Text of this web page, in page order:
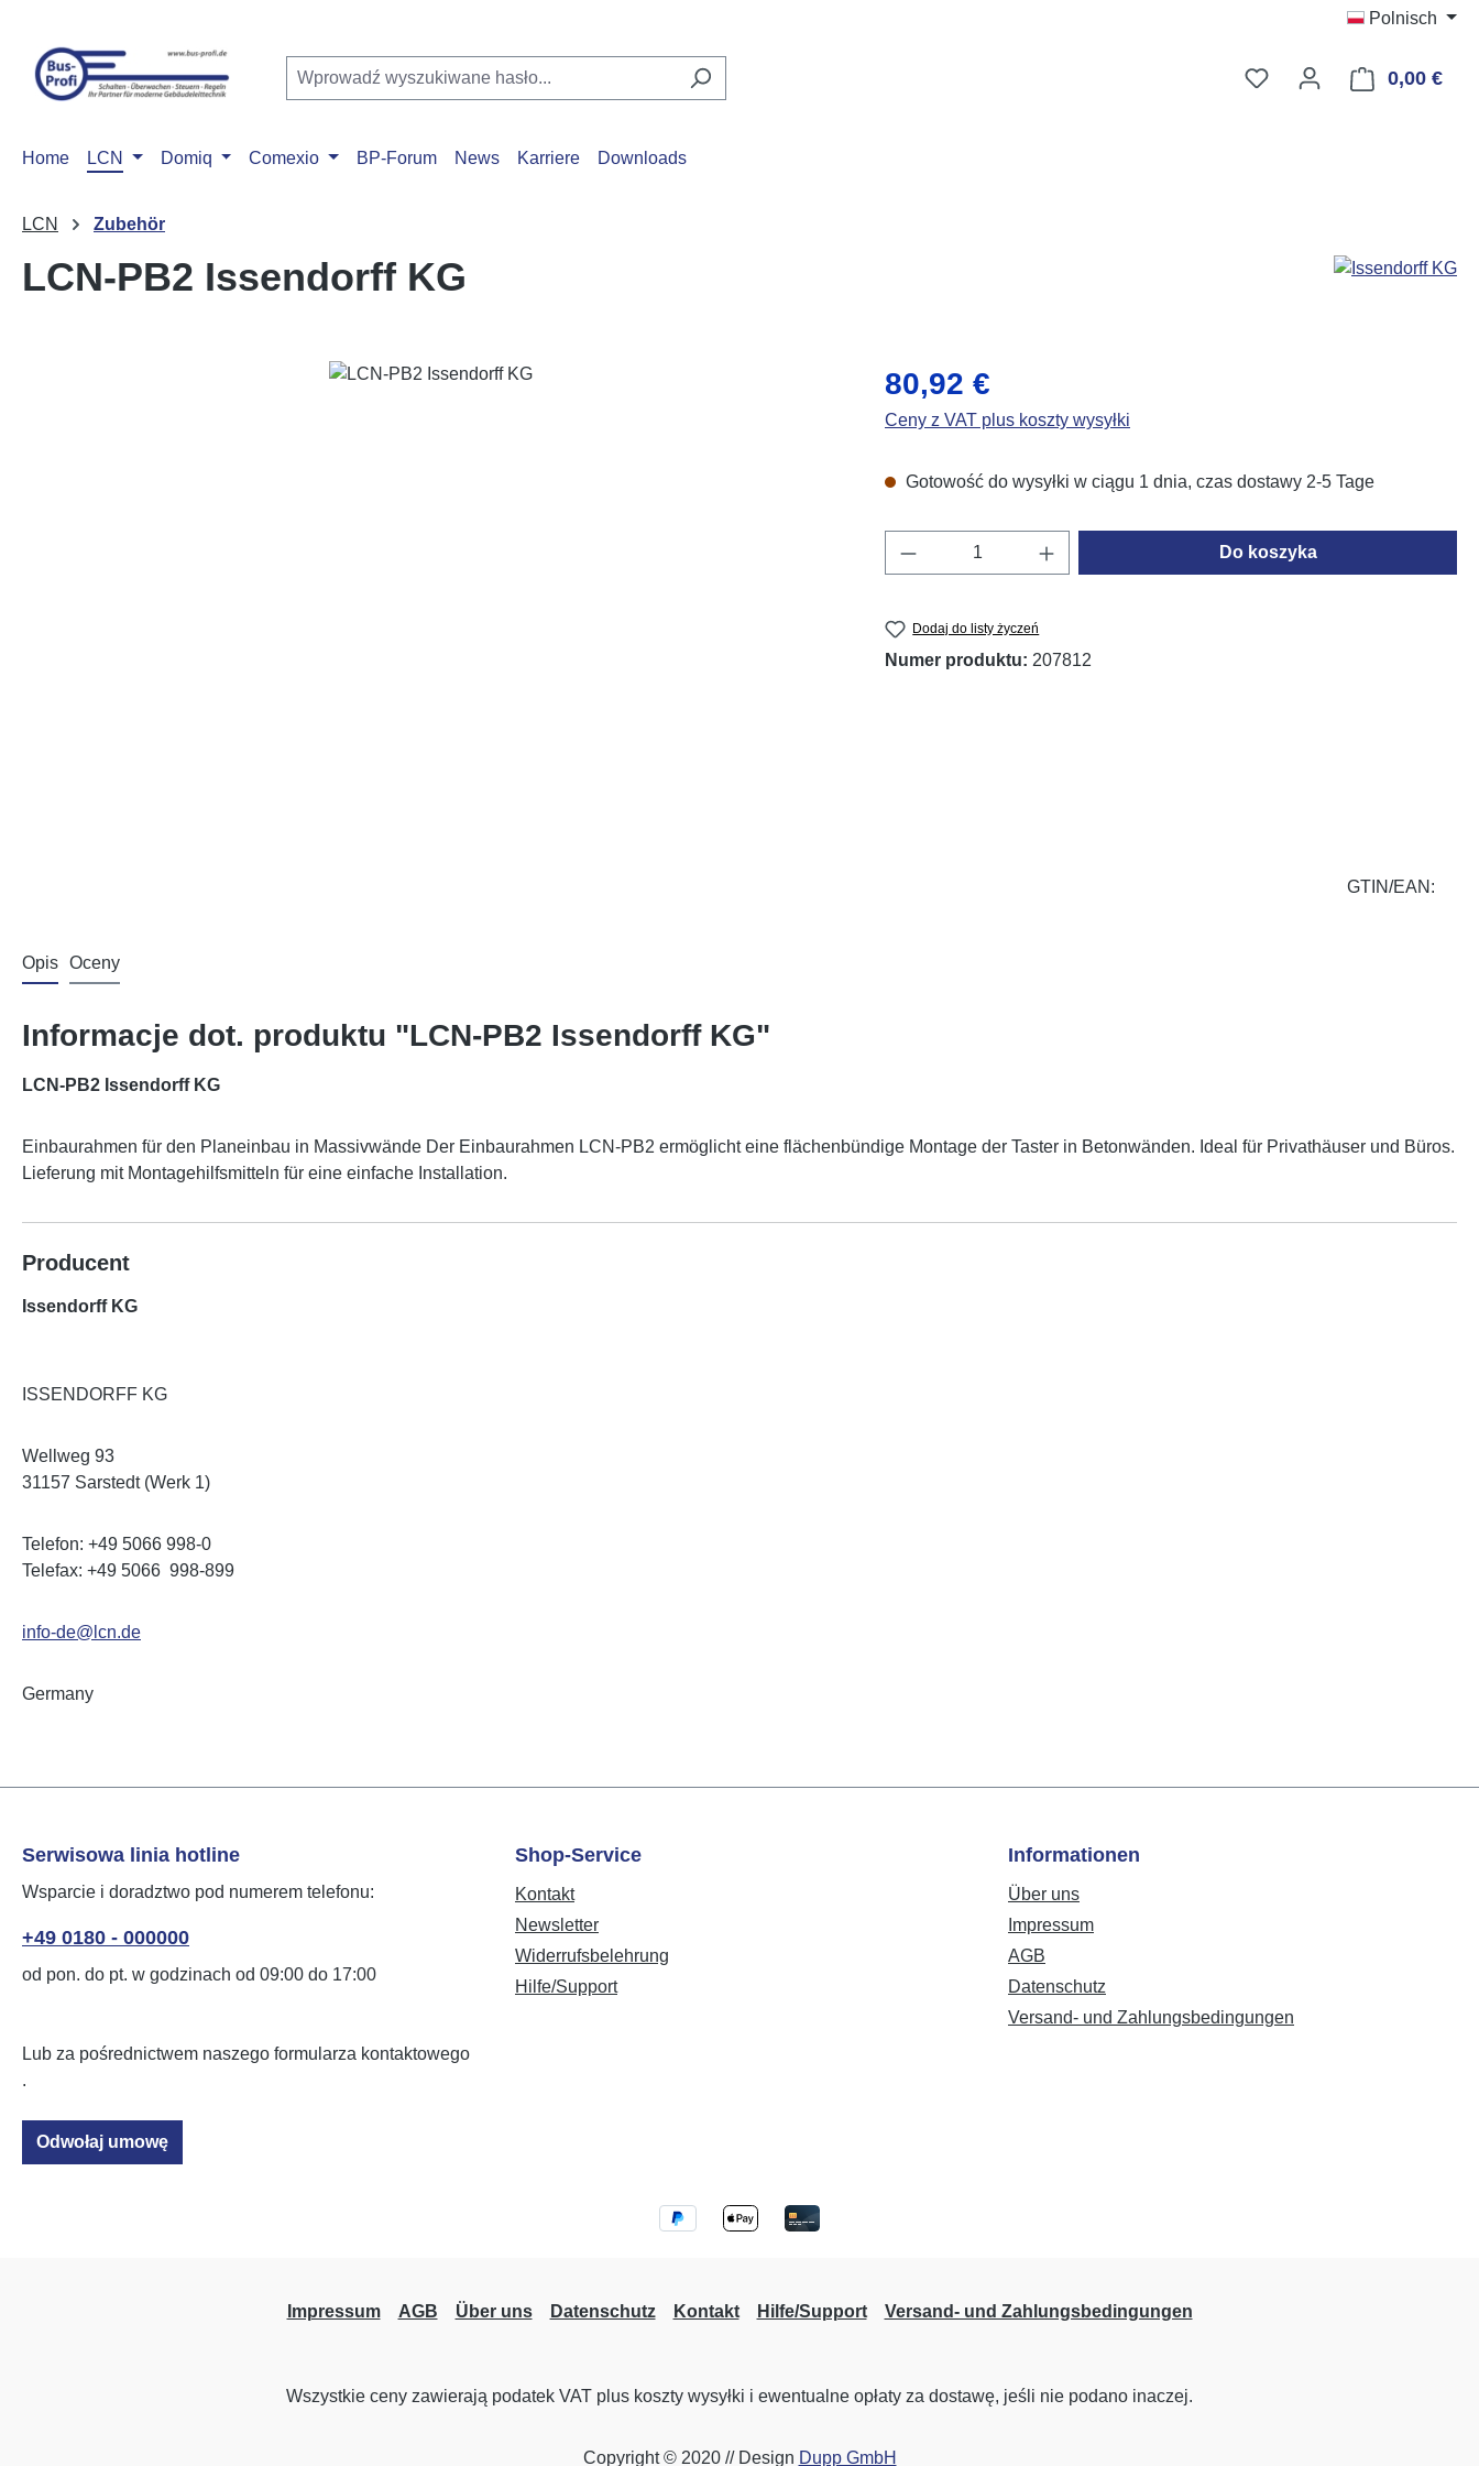
Polnisch
Masz 0 przedmioty na
0,00 €
Home LCN Domiq Comexio BP-Forum News Karriere Downloads
LCN Zubehör
LCN-PB2 Issendorff KG
Cena regularna:
80,92 €
Ceny z VAT plus koszty wysyłki
Gotowość do wysyłki w ciągu 1 dnia, czas dostawy 2-5 Tage
Ilość produktu: Wprowadź żądaną ilość lub użyj
Do koszyka
Dodaj do listy życzeń
Numer produktu: 207812
GTIN/EAN:
Opis Oceny
Informacje dot. produktu "LCN-PB2 Issendorff KG"
LCN-PB2 Issendorff KG
Einbaurahmen für den Planeinbau in Massivwände Der Einbaurahmen LCN-PB2 ermöglicht eine flächenbündige Montage der Taster in Betonwänden. Ideal für Privathäuser und Büros.
Lieferung mit Montagehilfsmitteln für eine einfache Installation.
Producent
Issendorff KG
ISSENDORFF KG
Wellweg 93
31157 Sarstedt (Werk 1)
Telefon: +49 5066 998-0
Telefax: +49 5066 998-899
info-de@lcn.de
Germany
Serwisowa linia hotline
Wsparcie i doradztwo pod numerem telefonu:
+49 0180 - 000000
od pon. do pt. w godzinach od 09:00 do 17:00
Lub za pośrednictwem naszego formularza kontaktowego
.
Odwołaj umowę
Shop-Service
Kontakt
Newsletter
Widerrufsbelehrung
Hilfe/Support
Informationen
Über uns
Impressum
AGB
Datenschutz
Versand- und Zahlungsbedingungen
Impressum AGB Über uns Datenschutz Kontakt Hilfe/Support Versand- und Zahlungsbedingungen
Wszystkie ceny zawierają podatek VAT plus koszty wysyłki i ewentualne opłaty za dostawę, jeśli nie podano inaczej.
Copyright © 2020 // Design Dupp GmbH